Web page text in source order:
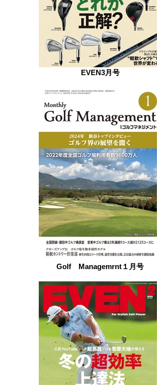
EVEN3月号
Golf Managemrnt１月号